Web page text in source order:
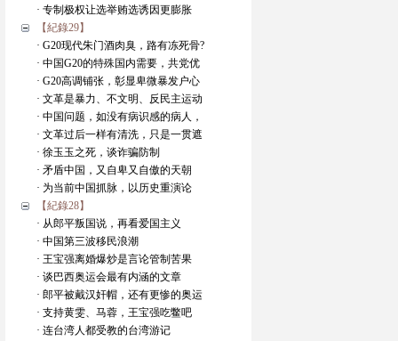
· 专制极权让选举贿选诱因更膨胀
【紀錄29】
· G20现代朱门酒肉臭，路有冻死骨?
· 中国G20的特殊国内需要，共党优
· G20高调铺张，彰显卑微暴发户心
· 文革是暴力、不文明、反民主运动
· 中国问题，如没有病识感的病人，
· 文革过后一样有清洗，只是一贯遮
· 徐玉玉之死，谈诈骗防制
· 矛盾中国，又自卑又自傲的天朝
· 为当前中国抓脉，以历史重演论
【紀錄28】
· 从郎平叛国说，再看爱国主义
· 中国第三波移民浪潮
· 王宝强离婚爆炒是言论管制苦果
· 谈巴西奥运会最有内涵的文章
· 郎平被戴汉奸帽，还有更惨的奥运
· 支持黄雯、马蓉，王宝强吃鳖吧
· 连台湾人都受教的台湾游记